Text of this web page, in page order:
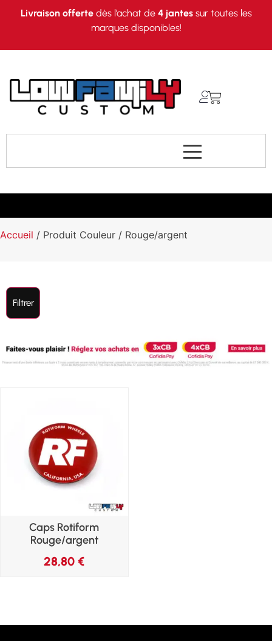
Livraison offertedès l’achat de 4 jantessur toutes les
marques disponibles!
Accueil / Produit Couleur / Rouge/argent
Filtrer
Caps Rotiform
Rouge/argent
28,80€